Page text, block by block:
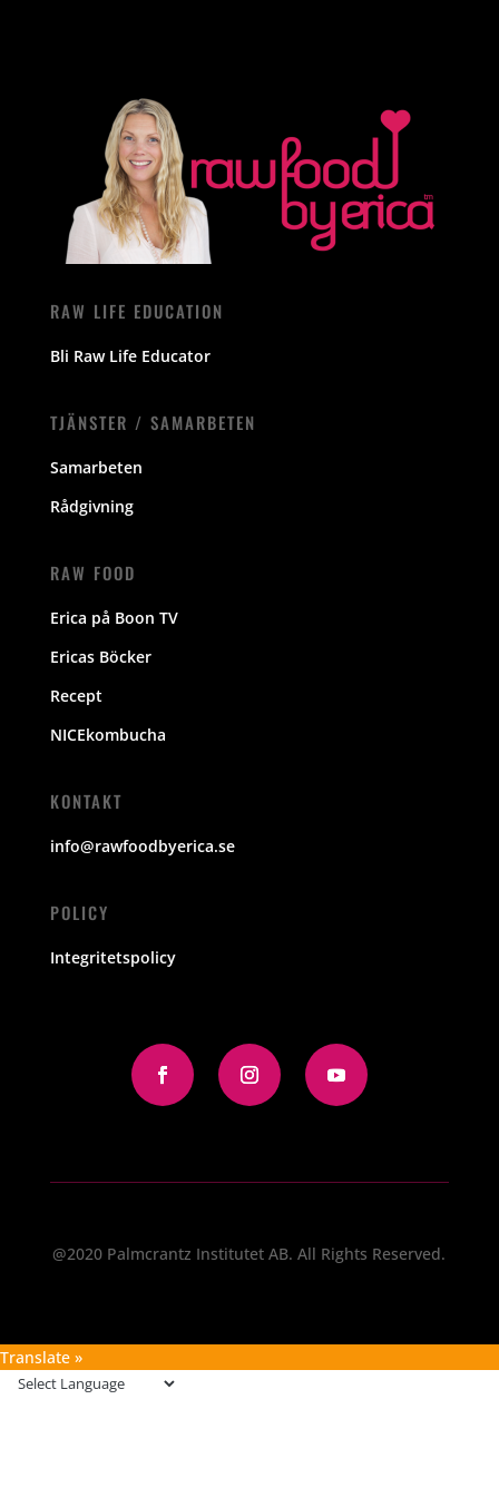
RAW LIFE EDUCATION
Bli Raw Life Educator
TJÄNSTER / SAMARBETEN
Samarbeten
Rådgivning
RAW FOOD
Erica på Boon TV
Ericas Böcker
Recept
NICEkombucha
KONTAKT
info@rawfoodbyerica.se
POLICY
Integritetspolicy
@2020 Palmcrantz Institutet AB. All Rights Reserved.
Translate »